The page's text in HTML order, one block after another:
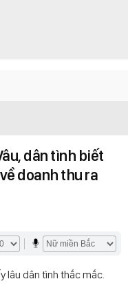
dân tình biết
doanh thu ra
lâu dân tình thắc mắc.